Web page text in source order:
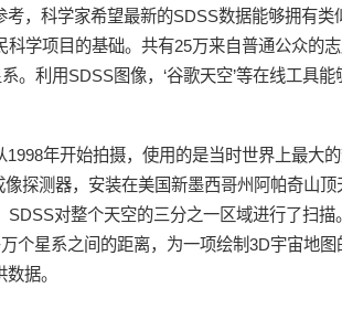
，科学家希望最新的SDSS数据能够拥有类
科学项目的基础。共有25万来自普通公众的
。利用SDSS图像，‘谷歌天空’等在线工具能
年开始拍摄，使用的是当时世界上最大
探测器，安装在美国新墨西哥州阿帕奇山
对整个天空的三分之一区域进行了扫描
个星系之间的距离，为一项绘制3D宇宙地
据。